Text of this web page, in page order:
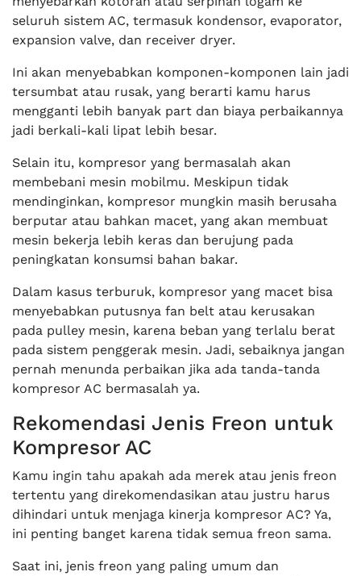
seluruh sistem AC, termasuk kondensor, evaporator,
expansion valve, dan receiver dryer.
Ini akan menyebabkan komponen-komponen lain jadi
tersumbat atau rusak, yang berarti kamu harus
mengganti lebih banyak part dan biaya perbaikannya
jadi berkali-kali lipat lebih besar.
Selain itu, kompresor yang bermasalah akan
membebani mesin mobilmu. Meskipun tidak
mendinginkan, kompresor mungkin masih berusaha
berputar atau bahkan macet, yang akan membuat
mesin bekerja lebih keras dan berujung pada
peningkatan konsumsi bahan bakar.
Dalam kasus terburuk, kompresor yang macet bisa
menyebabkan putusnya fan belt atau kerusakan
pada pulley mesin, karena beban yang terlalu berat
pada sistem penggerak mesin. Jadi, sebaiknya jangan
pernah menunda perbaikan jika ada tanda-tanda
kompresor AC bermasalah ya.
Rekomendasi Jenis Freon untuk
Kompresor AC
Kamu ingin tahu apakah ada merek atau jenis freon
tertentu yang direkomendasikan atau justru harus
dihindari untuk menjaga kinerja kompresor AC? Ya,
ini penting banget karena tidak semua freon sama.
Saat ini, jenis freon yang paling umum dan